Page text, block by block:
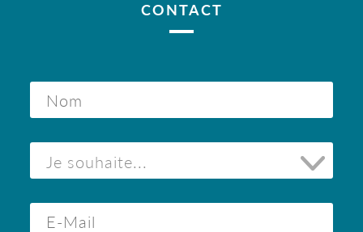
CONTACT